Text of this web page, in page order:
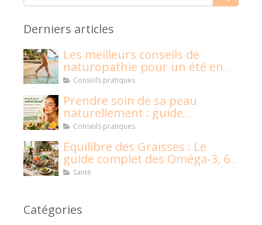
Derniers articles
Les meilleurs conseils de
naturopathie pour un été en
pleine santé !
Conseils pratiques
Prendre soin de sa peau
naturellement : guide
naturopathique
Conseils pratiques
Équilibre des Graisses : Le
guide complet des Oméga-3, 6,
9 et graisses saturées
Santé
Catégories